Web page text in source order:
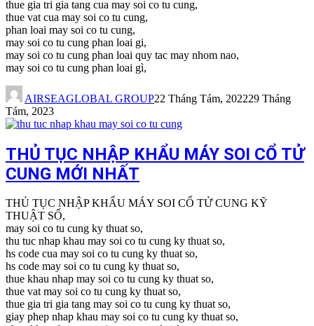
thue gia tri gia tang cua may soi co tu cung,
thue vat cua may soi co tu cung,
phan loai may soi co tu cung,
may soi co tu cung phan loai gi,
may soi co tu cung phan loai quy tac may nhom nao,
may soi co tu cung phan loai gì,
AIRSEAGLOBAL GROUP22 Tháng Tám, 202229 Tháng
Tám, 2023
THỦ TỤC NHẬP KHẨU MÁY SOI CỔ TỬ
CUNG MỚI NHẤT
THỦ TỤC NHẬP KHẨU MÁY SOI CỔ TỬ CUNG KỸ
THUẬT SỐ,
may soi co tu cung ky thuat so,
thu tuc nhap khau may soi co tu cung ky thuat so,
hs code cua may soi co tu cung ky thuat so,
hs code may soi co tu cung ky thuat so,
thue khau nhap may soi co tu cung ky thuat so,
thue vat may soi co tu cung ky thuat so,
thue gia tri gia tang may soi co tu cung ky thuat so,
giay phep nhap khau may soi co tu cung ky thuat so,